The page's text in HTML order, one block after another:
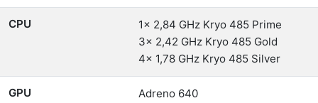
CPU
1x 2,84 GHz Kryo 485 Prime
3x 2,42 GHz Kryo 485 Gold
4x 1,78 GHz Kryo 485 Silver
GPU Adreno 640